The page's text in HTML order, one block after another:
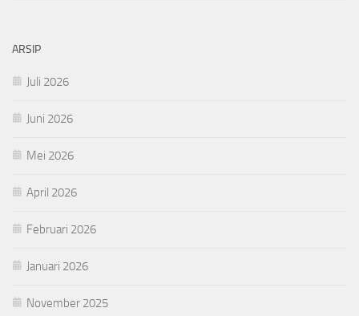
ARSIP
Juli 2026
Juni 2026
Mei 2026
April 2026
Februari 2026
Januari 2026
November 2025